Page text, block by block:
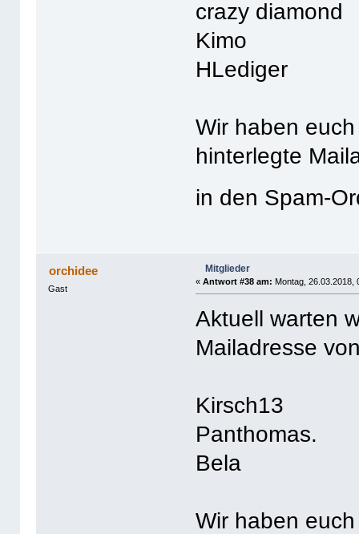
crazy diamond
Kimo
HLediger
Wir haben
hinterlegte
in den Spam-
orchidee
Gast
Mitglieder
«Antwort #38 am: Montag, 26.03.2018,
Aktuell warten
Mailadresse
Kirsch13
Panthomas.
Bela
Wir haben